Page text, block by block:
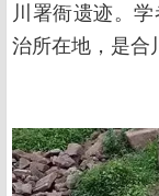
川署衙遗迹。
治所在地，是合